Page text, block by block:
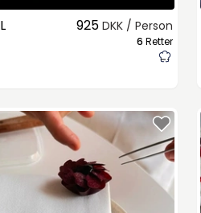
925 DKK / Person
6 Retter